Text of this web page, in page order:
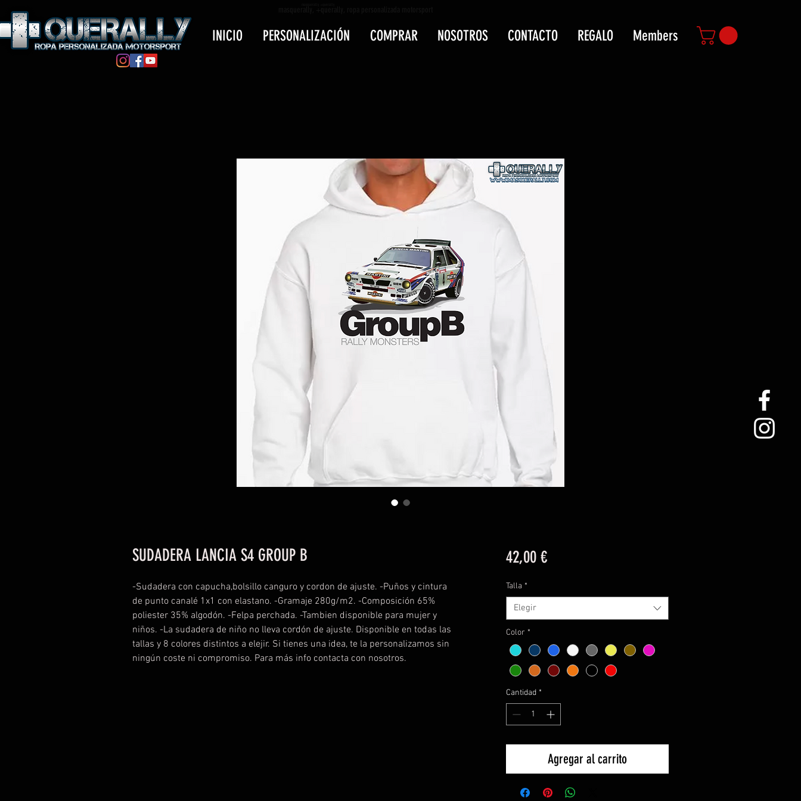
INICIO PERSONALIZACIÓN COMPRAR NOSOTROS CONTACTO REGALO Members
SUDADERA LANCIA S4 GROUP B
-Sudadera con capucha,bolsillo canguro y cordon de ajuste. -Puños y cintura
de punto canalé 1x1 con elastano. -Gramaje 280g/m2. -Composición 65%
poliester 35% algodón. -Felpa perchada. -Tambien disponible para mujer y
niños. -La sudadera de niño no lleva cordón de ajuste. Disponible en todas las
tallas y 8 colores distintos a elejir. Si tienes una idea, te la personalizamos sin
ningún coste ni compromiso. Para más info contacta con nosotros.
42,00 €Precio
Talla *
Elegir
Color *
Cantidad *
Agregar al carrito